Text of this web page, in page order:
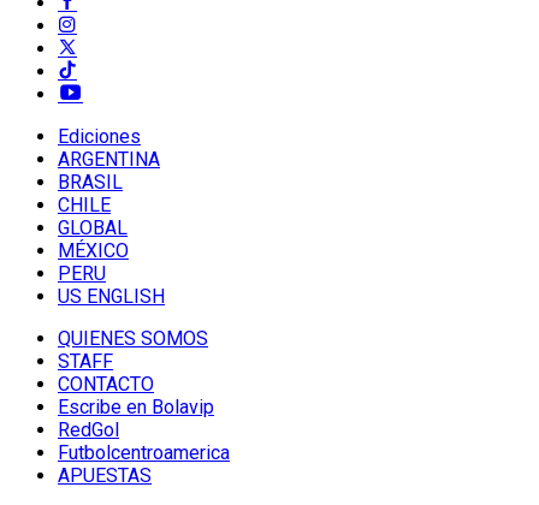
Ediciones
ARGENTINA
BRASIL
CHILE
GLOBAL
MÉXICO
PERU
US ENGLISH
QUIENES SOMOS
STAFF
CONTACTO
Escribe en Bolavip
RedGol
Futbolcentroamerica
APUESTAS